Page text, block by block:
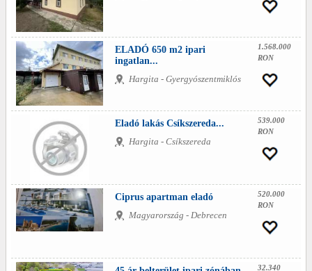
ELADÓ 650 m2 ipari
ingatlan...
Hargita - Gyergyószentmiklós
1.568.000
RON
Eladó lakás Csíkszereda...
Hargita - Csíkszereda
539.000
RON
Ciprus apartman eladó
Magyarország - Debrecen
520.000
RON
32.340